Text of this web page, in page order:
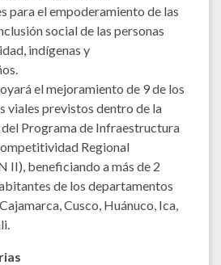
para el empoderamiento de las
social de las personas
indígenas y
el mejoramiento de 9 de los
viales previstos dentro de la
del Programa de Infraestructura
Regional
II), beneficiando a más de 2
de los departamentos
Cusco, Huánuco, Ica,